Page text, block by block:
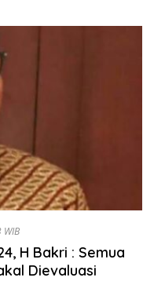
H Bakri : Semua
Dievaluasi